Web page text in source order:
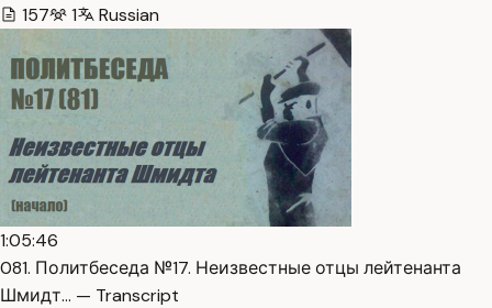
157
1 Russian
1:05:46
081. Политбеседа №17. Неизвестные отцы лейтенанта
Шмидт… — Transcript